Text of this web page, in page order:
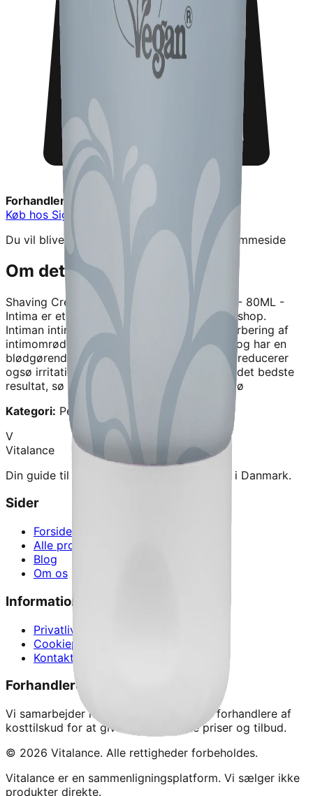
Forhandler:
Signaturshop
Køb hos Signaturshop
Du vil blive videresendt til forhandlerens hjemmeside
Om dette produkt
Shaving Cream Intimbarbering - Parfumefri - 80ML -
Intima er et kvalitetskosttilskud fra Signaturshop.
Intiman intim Shaving Cream bruges ved barbering af
intimomrødet. Den er tilpasset sensitiv hud og har en
blødgørende effekt pø hud og hør. Cremen reducerer
ogsø irritationen fra barbering. For at opnø det bedste
resultat, sø bruges den sammen med Intimaø
Kategori: Personlig Pleje
V
Vitalance
Din guide til at finde de bedste kosttilskud i Danmark.
Sider
Forside
Alle produkter
Blog
Om os
Information
Privatlivspolitik
Cookiepolitik
Kontakt
Forhandlere
Vi samarbejder med Danmarks førende forhandlere af
kosttilskud for at give dig de bedste priser og tilbud.
© 2026 Vitalance. Alle rettigheder forbeholdes.
Vitalance er en sammenligningsplatform. Vi sælger ikke
produkter direkte.